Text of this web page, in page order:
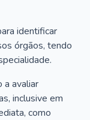
identificar
órgãos, tendo
a avaliar
inclusive em
como